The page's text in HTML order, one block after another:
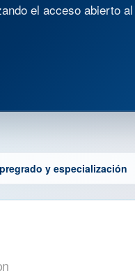
el acceso abierto
y especialización